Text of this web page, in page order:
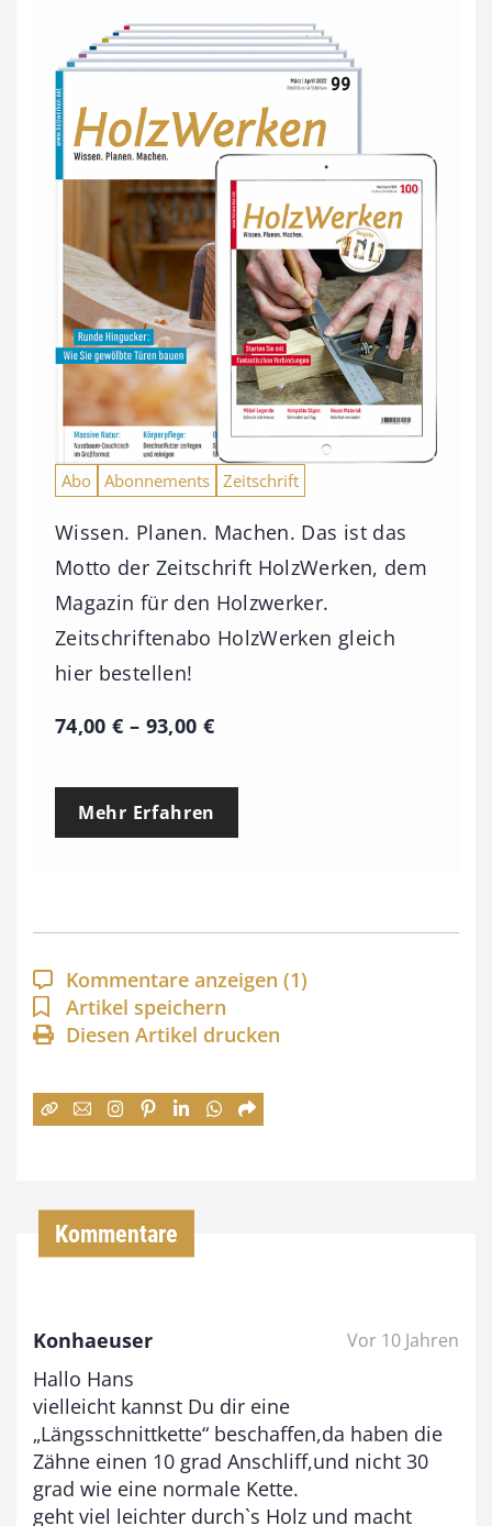
Abo Abonnements Zeitschrift
Wissen. Planen. Machen. Das ist das
Motto der Zeitschrift HolzWerken, dem
Magazin für den Holzwerker.
Zeitschriftenabo HolzWerken gleich
hier bestellen!
74,00€ – 93,00 €P
e
p
a
n
n
:
i
s
9
Mehr Erfahren
Kommentare anzeigen (1)
Artikel speichern
Diesen Artikel drucken
Kommentare
Konhaeuser Vor 10 Jahren
Hallo Hans
vielleicht kannst Du dir eine
„Längsschnittkette“ beschaffen,da haben die
Zähne einen 10 grad Anschliff,und nicht 30
grad wie eine normale Kette.
geht viel leichter durch`s Holz und macht